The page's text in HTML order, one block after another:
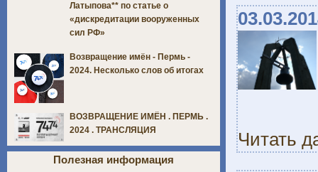
Читать
Латыпова** по статье о
«дискредитации вооруженных
сил РФ»
Возвращение имён - Пермь -
2024. Несколько слов об итогах
ВОЗВРАЩЕНИЕ ИМЁН . ПЕРМЬ .
2024 . ТРАНСЛЯЦИЯ
Полезная информация